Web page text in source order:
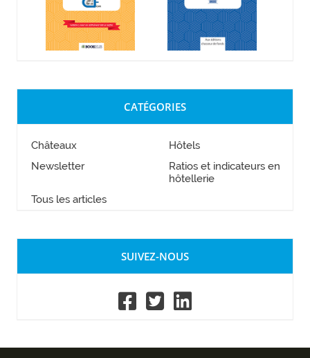
CATÉGORIES
Châteaux
Hôtels
Newsletter
Ratios et indicateurs en
hôtellerie
Tous les articles
SUIVEZ-NOUS